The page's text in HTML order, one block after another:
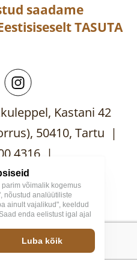
saadame
TASUTA
Kastani 42
50410, Tartu |
4316 |
2026
võimalik kogemus
nõustud analüütiliste
ainult vajalikud", keeldud
enda eelistust igal ajal
Luba kõik